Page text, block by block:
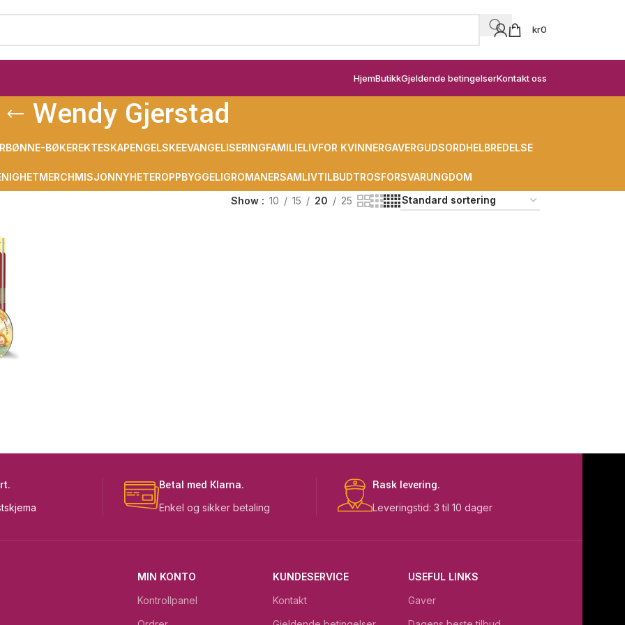
kr0
HjemButikkGjeldende betingelserKontakt oss
Wendy Gjerstad
BØNNE-BØKEREKTESKAPENGELSKEEVANGELISERINGFAMILIELIVFOR KVINNERGAVERGUDSORDHELBREDELSE
MERCHMISJONNYHETEROPPBYGGELIGROMANERSAMLIVTILBUDTROSFORSVARUNGDOM
Show 10 15 20 25
Betal med Klarna.
Enkel og sikker betaling
Rask levering.
Leveringstid: 3 til 10 dager
MIN KONTO
Kontrollpanel
KUNDESERVICE
Kontakt
USEFUL LINKS
Gaver